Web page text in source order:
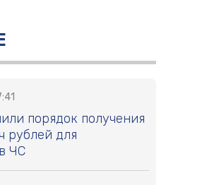
порядок получения
рублей для
ЧС